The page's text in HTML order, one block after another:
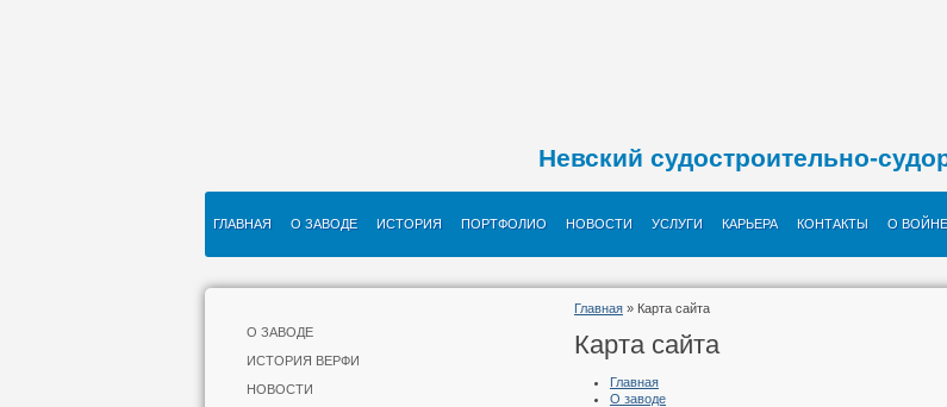
Невский судостроительно-
ГЛАВНАЯ О ЗАВОДЕ ИСТОРИЯ ПОРТФОЛИО НОВОСТИ УСЛУГИ КАРЬЕРА КОНТАКТЫ О ВОЙНЕ
О ЗАВОДЕ
ИСТОРИЯ ВЕРФИ
НОВОСТИ
Главная » Карта сайта
Карта сайта
Главная
О заводе